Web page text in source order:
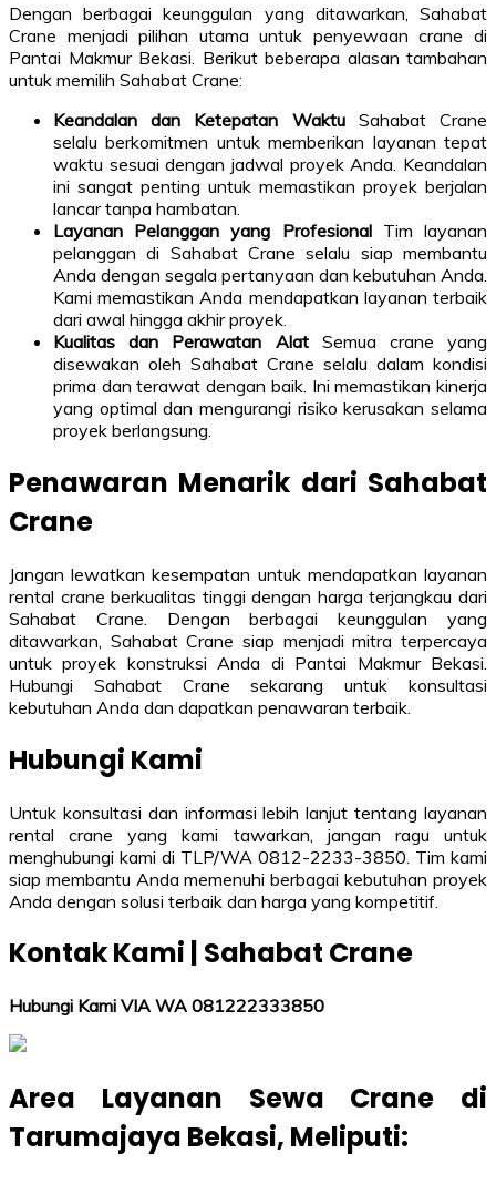
Dengan berbagai keunggulan yang ditawarkan, Sahabat
Crane menjadi pilihan utama untuk penyewaan crane di
Pantai Makmur Bekasi. Berikut beberapa alasan tambahan
untuk memilih Sahabat Crane:
Keandalan dan Ketepatan WaktuSahabat Crane
selalu berkomitmen untuk memberikan layanan tepat
waktu sesuai dengan jadwal proyek Anda. Keandalan
ini sangat penting untuk memastikan proyek berjalan
lancar tanpa hambatan.
Layanan Pelanggan yang ProfesionalTim layanan
pelanggan di Sahabat Crane selalu siap membantu
Anda dengan segala pertanyaan dan kebutuhan Anda.
Kami memastikan Anda mendapatkan layanan terbaik
dari awal hingga akhir proyek.
Kualitas dan Perawatan AlatSemua crane yang
disewakan oleh Sahabat Crane selalu dalam kondisi
prima dan terawat dengan baik. Ini memastikan kinerja
yang optimal dan mengurangi risiko kerusakan selama
proyek berlangsung.
Penawaran Menarik dari Sahabat
Crane
Jangan lewatkan kesempatan untuk mendapatkan layanan
rental crane berkualitas tinggi dengan harga terjangkau dari
Sahabat Crane. Dengan berbagai keunggulan yang
ditawarkan, Sahabat Crane siap menjadi mitra terpercaya
untuk proyek konstruksi Anda di Pantai Makmur Bekasi.
Hubungi Sahabat Crane sekarang untuk konsultasi
kebutuhan Anda dan dapatkan penawaran terbaik.
Hubungi Kami
Untuk konsultasi dan informasi lebih lanjut tentang layanan
rental crane yang kami tawarkan, jangan ragu untuk
menghubungi kami di TLP/WA 0812-2233-3850. Tim kami
siap membantu Anda memenuhi berbagai kebutuhan proyek
Anda dengan solusi terbaik dan harga yang kompetitif.
Kontak Kami | Sahabat Crane
Hubungi Kami VIA WA 081222333850
Area Layanan Sewa Crane di
Tarumajaya Bekasi, Meliputi: